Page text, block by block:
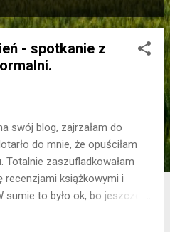
- spotkanie z
swój blog, zajrzałam do
do mnie, że opuściłam
Totalnie zaszufladkowałam
recenzjami książkowymi i
sumie to było ok, bo jeszcze